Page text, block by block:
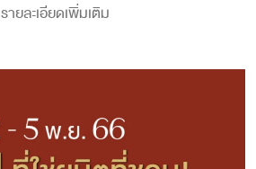
รายละเอียดเพิ่มเติม